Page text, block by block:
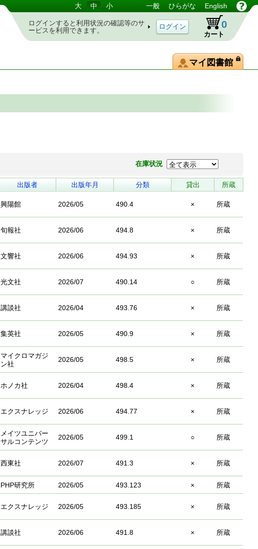
大 中 小 一般 ひらがな English
ログインすると利用状況の確認等のサ
ービスを利用できます。
カート
0
マイ図書館
在庫状況
出版者 出版年月 分類 貸出 所蔵
興陽館 2026/05 490.4 × 所蔵
旬報社 2026/06 494.8 × 所蔵
文響社 2026/06 494.93 × 所蔵
光文社 2026/07 490.14 ○ 所蔵
講談社 2026/04 493.76 × 所蔵
集英社 2026/05 490.9 × 所蔵
マイクロマガジ
ン社
2026/05 498.5 × 所蔵
ホノカ社 2026/04 498.4 × 所蔵
エクスナレッジ 2026/06 494.77 × 所蔵
メイツユニバー
サルコンテンツ
2026/05 499.1 ○ 所蔵
西東社 2026/07 491.3 × 所蔵
PHP研究所 2026/05 493.123 × 所蔵
エクスナレッジ 2026/05 493.185 × 所蔵
講談社 2026/06 491.8 × 所蔵